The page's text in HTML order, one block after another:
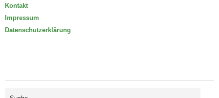
Kontakt
Impressum
Datenschutzerklärung